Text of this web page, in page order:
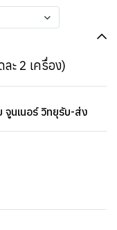
ะ 2 เครื่อง)
จูนเนอร์ วิทยุรับ-ส่ง